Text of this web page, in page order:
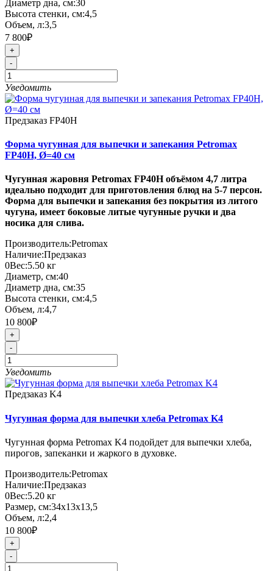
Диаметр дна, см:30
Высота стенки, см:4,5
Объем, л:3,5
7 800₽
+
-
Уведомить
Предзаказ FP40H
Форма чугунная для выпечки и запекания Petromax
FP40H, Ø=40 см
Чугунная жаровня Petromax FP40H объёмом 4,7 литра
идеально подходит для приготовления блюд на 5-7 персон.
Форма для выпечки и запекания без покрытия из литого
чугуна, имеет боковые литые чугунные ручки и два
носика для слива.
Производитель:Petromax
Наличие:Предзаказ
0Вес:5.50 кг
Диаметр, см:40
Диаметр дна, см:35
Высота стенки, см:4,5
Объем, л:4,7
10 800₽
+
-
Уведомить
Предзаказ K4
Чугунная форма для выпечки хлеба Petromax K4
Чугунная форма Petromax K4 подойдет для выпечки хлеба,
пирогов, запеканки и жаркого в духовке.
Производитель:Petromax
Наличие:Предзаказ
0Вес:5.20 кг
Размер, см:34х13х13,5
Объем, л:2,4
10 800₽
+
-